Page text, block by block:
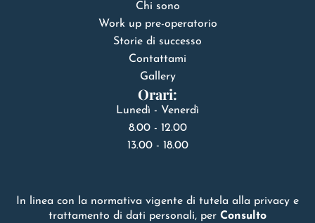
Chi sono
Work up pre-operatorio
Storie di successo
Contattami
Gallery
Orari:
Lunedì - Venerdì
8.00 - 12.00
13.00 - 18.00
In linea con la normativa vigente di tutela alla privacy e
trattamento di dati personali, per Consulto